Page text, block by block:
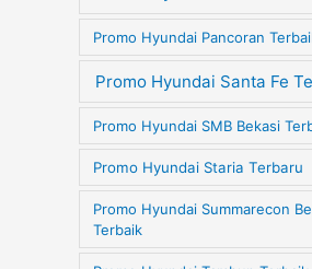
Promo Hyundai Pancoran
Promo Hyundai Santa Fe
Promo Hyundai SMB Bekasi
Promo Hyundai Staria Terbaru
Promo Hyundai Summarecon
Terbaik